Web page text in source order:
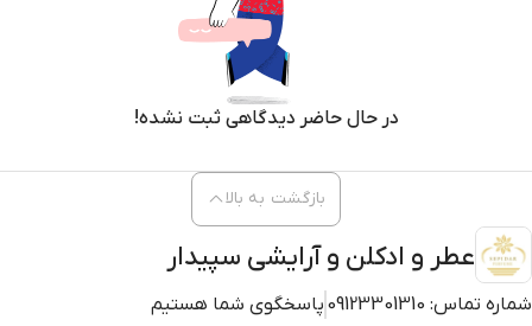
در حال حاضر دیدگاهی ثبت نشده!
عطر و ادکلن و آرایشی سپیدار
شماره تماس: 09123301310 پاسخگوی شما هستیم
بازگشت به بالا